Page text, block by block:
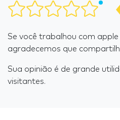
Se você trabalhou com
agradecemos que
Sua opinião é de grande
visitantes.